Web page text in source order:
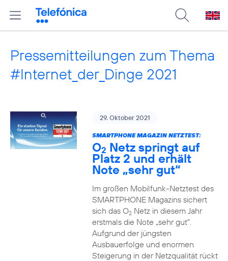
Pressemitteilungen zum Thema
#Internet_der_Dinge 2021
29. Oktober 2021
SMARTPHONE MAGAZIN NETZTEST:
O2 Netz springt auf
Platz 2 und erhält
Note „sehr gut“
Im großen Mobilfunk-Netztest des
SMARTPHONE Magazins sichert
sich das O2Netz in diesem Jahr
erstmals die Note „sehr gut“.
Aufgrund der jüngsten
Ausbauerfolge und enormen
Steigerung in der Netzqualität rückt